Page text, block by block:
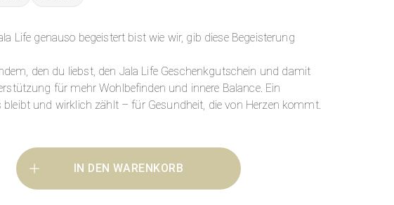
Life genauso begeistert bist wie wir, gib diese Begeisterung
den du liebst, den Jala Life Geschenkgutschein und damit
für mehr Wohlbefinden und innere Balance. Ein
bleibt und wirklich zählt – für Gesundheit, die von Herzen kommt.
IN DEN WARENKORB